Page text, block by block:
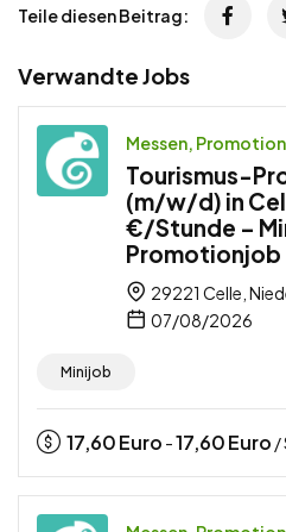
Teile diesen Beitrag:
Verwandte Jobs
Messen, Promotion
Tourismus-
(m/w/d) in
€/Stunde –
Promotionjob
29221 Celle,
07/08/2026
Minijob
17,60Euro -17,60Euro /